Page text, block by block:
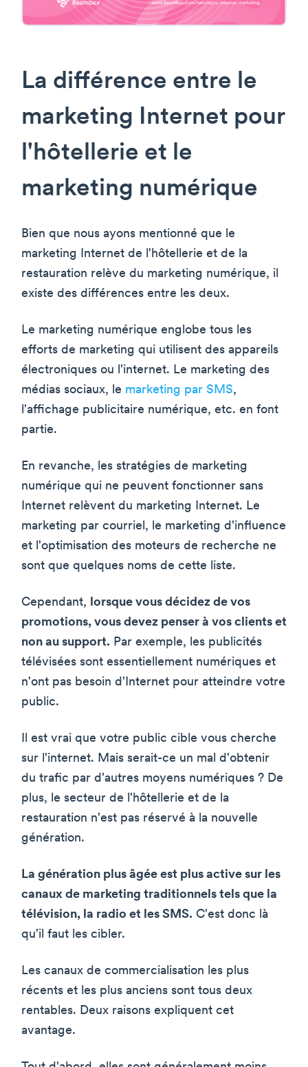
La différence entre le
marketing Internet pour
l'hôtellerie et le
marketing numérique
Bien que nous ayons mentionné que le
marketing Internet de l'hôtellerie et de la
restauration relève du marketing numérique, il
existe des différences entre les deux.
Le marketing numérique englobe tous les
efforts de marketing qui utilisent des appareils
électroniques ou l'internet. Le marketing des
médias sociaux, le marketing par SMS,
l'affichage publicitaire numérique, etc. en font
partie.
En revanche, les stratégies de marketing
numérique qui ne peuvent fonctionner sans
Internet relèvent du marketing Internet. Le
marketing par courriel, le marketing d'influence
et l'optimisation des moteurs de recherche ne
sont que quelques noms de cette liste.
Cependant, lorsque vous décidez de vos
promotions, vous devez penser à vos clients et
non au support. Par exemple, les publicités
télévisées sont essentiellement numériques et
n'ont pas besoin d'Internet pour atteindre votre
public.
Il est vrai que votre public cible vous cherche
sur l'internet. Mais serait-ce un mal d'obtenir
du trafic par d'autres moyens numériques ? De
plus, le secteur de l'hôtellerie et de la
restauration n'est pas réservé à la nouvelle
génération.
La génération plus âgée est plus active sur les
canaux de marketing traditionnels tels que la
télévision, la radio et les SMS. C'est donc là
qu'il faut les cibler.
Les canaux de commercialisation les plus
récents et les plus anciens sont tous deux
rentables. Deux raisons expliquent cet
avantage.